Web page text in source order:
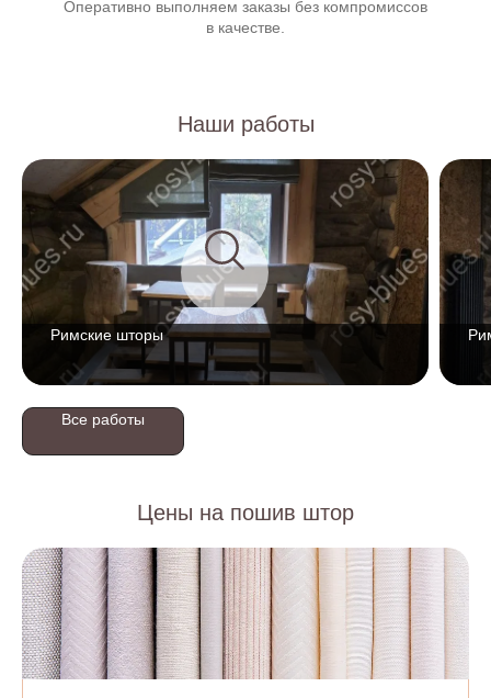
Оперативно выполняем заказы без компромиссов
в качестве.
Наши работы
Римские шторы
Все работы
Цены на пошив штор